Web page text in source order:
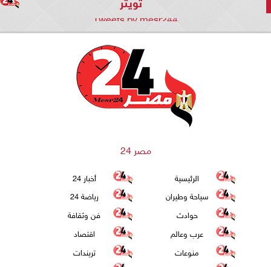
Tweets by mesr244
مصر 24
الرئيسية
أخبار 24
سياحة وطيران
رياضة 24
حوادث
فن وثقافة
عرب وعالم
اقتصاد
منوعات
تريندات